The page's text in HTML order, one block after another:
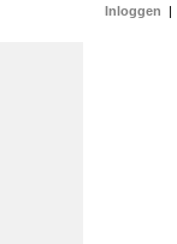
Inloggen |